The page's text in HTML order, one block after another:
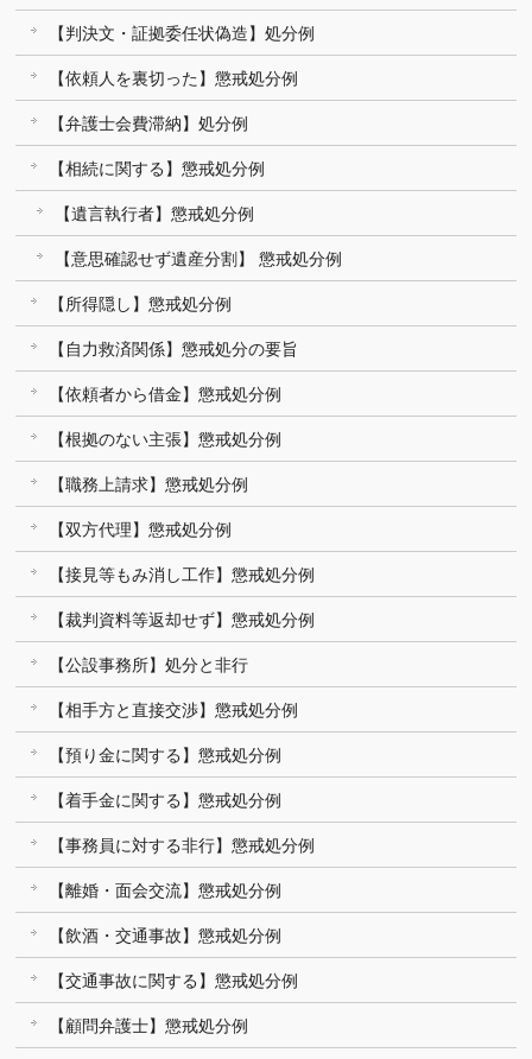
【判決文・証拠委任状偽造】処分例
【依頼人を裏切った】懲戒処分例
【弁護士会費滞納】処分例
【相続に関する】懲戒処分例
【遺言執行者】懲戒処分例
【意思確認せず遺産分割】 懲戒処分例
【所得隠し】懲戒処分例
【自力救済関係】懲戒処分の要旨
【依頼者から借金】懲戒処分例
【根拠のない主張】懲戒処分例
【職務上請求】懲戒処分例
【双方代理】懲戒処分例
【接見等もみ消し工作】懲戒処分例
【裁判資料等返却せず】懲戒処分例
【公設事務所】処分と非行
【相手方と直接交渉】懲戒処分例
【預り金に関する】懲戒処分例
【着手金に関する】懲戒処分例
【事務員に対する非行】懲戒処分例
【離婚・面会交流】懲戒処分例
【飲酒・交通事故】懲戒処分例
【交通事故に関する】懲戒処分例
【顧問弁護士】懲戒処分例